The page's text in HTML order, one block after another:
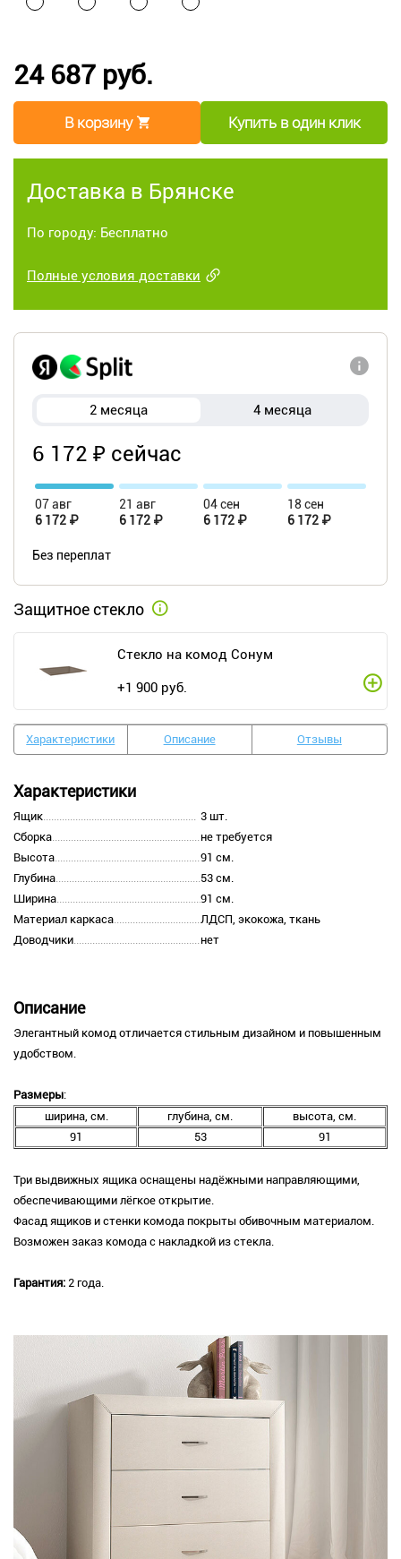
24 687 руб.
В корзину Купить в один клик
Доставка в Брянске
По городу: Бесплатно
Полные условия доставки
2 месяца 4 месяца
6 172 ₽ сейчас
07 авг
6 172 ₽
21 авг
6 172 ₽
04 сен
6 172 ₽
18 сен
6 172 ₽
Без переплат
Защитное стекло
Стекло на комод Сонум
+1 900 руб.
Характеристики Описание Отзывы
Характеристики
Ящик
3 шт.
Сборка
не требуется
Высота
91 см.
Глубина
53 см.
Ширина
91 см.
Материал каркаса
ЛДСП, экокожа, ткань
Доводчики
нет
Описание
Элегантный комод отличается стильным дизайном и повышенным
удобством.
Размеры:
ширина, см.
глубина, см.
высота, см.
91
53 91
Три выдвижных ящика оснащены надёжными направляющими,
обеспечивающими лёгкое открытие.
Фасад ящиков и стенки комода покрыты обивочным материалом.
Возможен заказ комода с накладкой из стекла.
Гарантия: 2 года.